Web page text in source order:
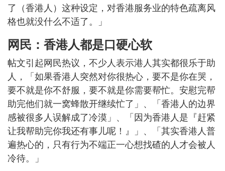
了（香港人）这种设定，对香港服务业的特色疏离风
格也就没什么不适了。」
网民：香港人都是口硬心软
帖文引起网民热议，不少人表示港人其实都很乐于助
人，「如果香港人突然对你很热心，要不是你在哭，
要不就是你不舒服，要不就是你需要帮忙。安慰完帮
助完他们就一窝蜂散开继续忙了」、「香港人的边界
感被很多人误解成了冷漠」、「因为香港人是『赶紧
让我帮助完你我还有事儿呢！』」、「其实香港人普
遍热心的，只有行为不端正一心想找碴的人才会被人
冷待。」